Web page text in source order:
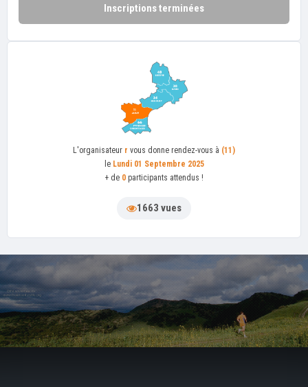
Inscriptions terminées
L'organisateur r vous donne rendez-vous à (11)
le Lundi 01 Septembre 2025
+ de 0 participants attendus !
1663 vues